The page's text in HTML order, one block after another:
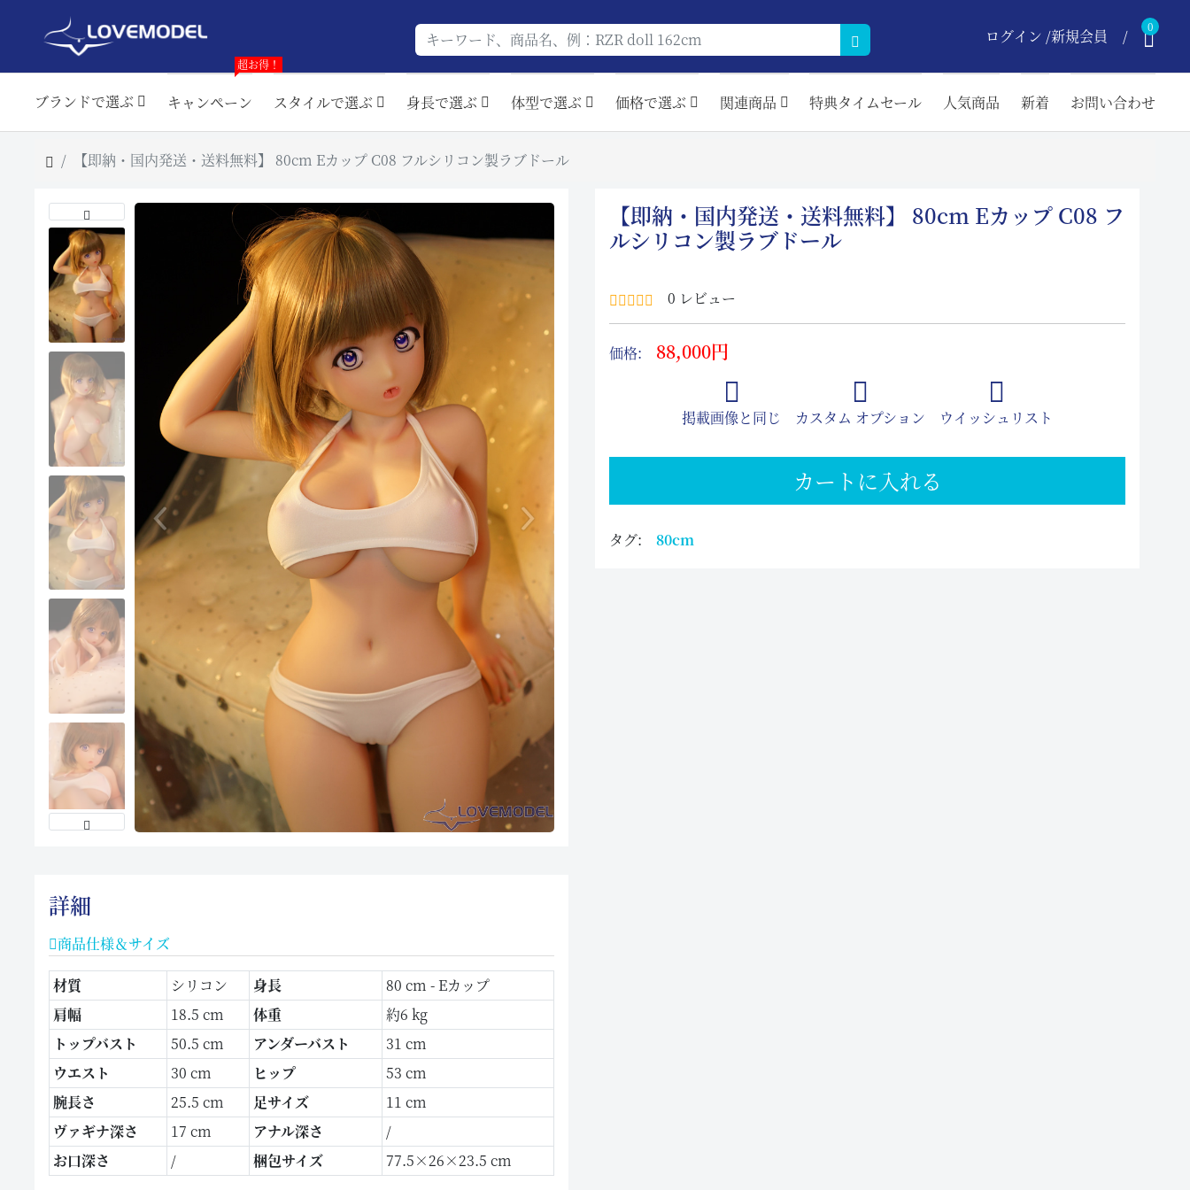
ログイン /新規会員 0
ブランドで選ぶ キャンペーン
超お得！
スタイルで選ぶ 身長で選ぶ 体型で選ぶ 価格で選ぶ 関連商品 特典タイムセール 人気商品 新着 お問い合わせ
【即納・国内発送・送料無料】 80cm Eカップ C08 フルシリコン製ラブドール
【即納・国内発送・送料無料】 80cm Eカップ C08 フ
ルシリコン製ラブドール
0 レビュー
価格: 88,000円
掲載画像と同じ カスタム オプション ウイッシュリスト
カートに入れる
タグ: 80cm
詳細
商品仕様＆サイズ
材質 シリコン 身長
80 cm - Eカップ
肩幅
18.5 cm 体重
約6 kg
トップバスト
50.5 cm アンダーバスト
31 cm
ウエスト
30 cm ヒップ
53 cm
腕長さ
25.5 cm 足サイズ
11 cm
ヴァギナ深さ
17 cm アナル深さ
/
お口深さ
/ 梱包サイズ 77.5×26×23.5 cm